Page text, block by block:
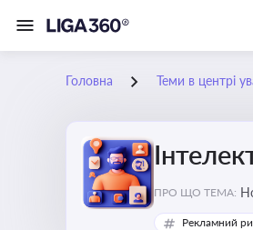
Головна Теми в центрі
ПРО ЩО ТЕМА:
Рекламний